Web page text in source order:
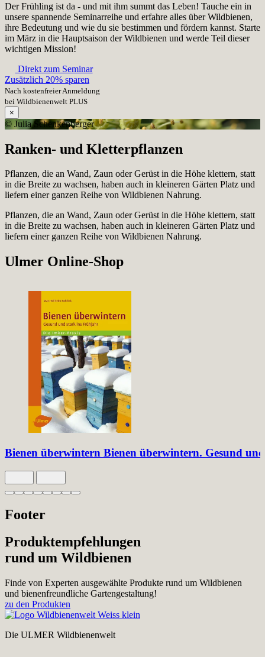
Der Frühling ist da - und mit ihm summt das Leben! Tauche ein in
unsere spannende Seminarreihe und erfahre alles über Wildbienen,
ihre Bedeutung und wie du sie bestimmen und fördern kannst. Starte
im März in die Hauptsaison der Wildbienen und werde Teil dieser
wichtigen Mission!
Direkt zum Seminar
Zusätzlich 20% sparen
Nach kostenfreier Anmeldung
bei Wildbienenwelt PLUS
×
© Julia Schenkenberger
Ranken- und Kletterpflanzen
Pflanzen, die an Wand, Zaun oder Gerüst in die Höhe klettern, statt
in die Breite zu wachsen, haben auch in kleineren Gärten Platz und
liefern einer ganzen Reihe von Wildbienen Nahrung.
Pflanzen, die an Wand, Zaun oder Gerüst in die Höhe klettern, statt
in die Breite zu wachsen, haben auch in kleineren Gärten Platz und
liefern einer ganzen Reihe von Wildbienen Nahrung.
Ulmer Online-Shop
Bienen überwintern Bienen überwintern. Gesund
Slide 1 von 8 aktiv
Footer
Produktempfehlungen
rund um Wildbienen
Finde von Experten ausgewählte Produkte rund um Wildbienen
und bienenfreundliche Gartengestaltung!
zu den Produkten
Die ULMER Wildbienenwelt